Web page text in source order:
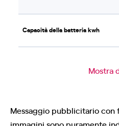
Capacità della batteria kwh
Mostra
Messaggio pubblicitario con